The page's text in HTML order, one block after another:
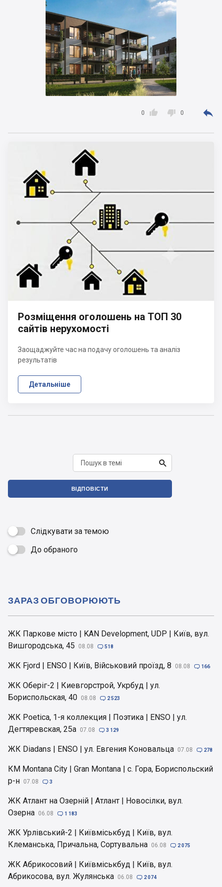

0  0 
Розміщення оголошень на ТОП 30
сайтів нерухомості
Заощаджуйте час на подачу оголошень та аналіз
результатів
Детальніше

ВІДПОВІСТИ
Слідкувати за темою
 До обраного
ЖК Паркове місто | KAN Development, UDP | Київ, вул.
Вишгородська, 45
08.08  518
ЖК Fjord | ENSO | Київ, Військовий проїзд, 8 08.08  166
ЖК Оберіг-2 | Киевгорстрой, Укрбуд | ул.
Бориспольская, 40 08.08  2 523
ЖК Poetica, 1-я коллекция | Поэтика | ENSO | ул.
Дегтяревская, 25а 07.08  3 129
ЖК Diadans | ENSO | ул. Евгения Коновальца 07.08  278
КМ Montana City | Gran Montana | с. Гора, Бориспольский
р-н 07.08  3
ЖК Атлант на Озерній | Атлант | Новосілки, вул.
Озерна 06.08  1 183
ЖК Урлівський-2 | Київміськбуд | Київ, вул.
Клеманська, Причальна, Сортувальна 06.08  2 075
ЖК Абрикосовий | Київміськбуд | Київ, вул.
Абрикосова, вул. Жулянська 06.08  2 074
ЗАРАЗ ОБГОВОРЮЮТЬ